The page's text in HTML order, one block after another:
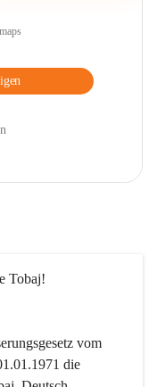
Tobaj!
vom
die